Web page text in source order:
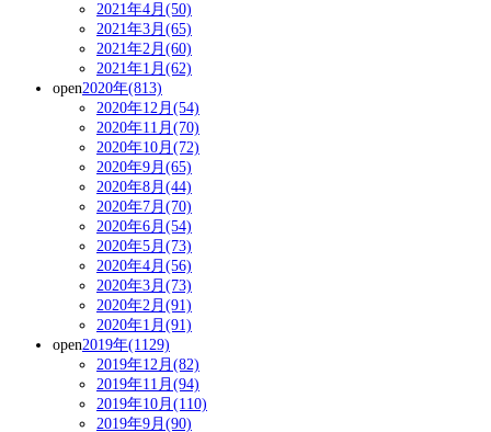
2021年4月(50)
2021年3月(65)
2021年2月(60)
2021年1月(62)
open2020年(813)
2020年12月(54)
2020年11月(70)
2020年10月(72)
2020年9月(65)
2020年8月(44)
2020年7月(70)
2020年6月(54)
2020年5月(73)
2020年4月(56)
2020年3月(73)
2020年2月(91)
2020年1月(91)
open2019年(1129)
2019年12月(82)
2019年11月(94)
2019年10月(110)
2019年9月(90)